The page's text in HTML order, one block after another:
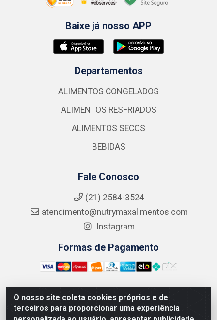
O nosso site coleta cookies próprios e de
terceiros para proporcionar uma experiência
Baixe já nosso APP
Departamentos
ALIMENTOS CONGELADOS
ALIMENTOS RESFRIADOS
ALIMENTOS SECOS
BEBIDAS
Fale Conosco
(21) 2584-3524
atendimento@nutrymaxalimentos.com
Instagram
Formas de Pagamento
NUTRY MAX COMÉRCIO DE PRODUTOS ALIMENTICIOS
LTDA - RUA DO FEIJÃO, 721 PENHA CIRCULAR/RJ -